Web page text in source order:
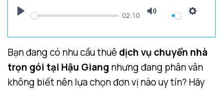
PLAY
02:10
MUTE
Bạn đang có nhu cầu thuê dịch vụ chuyển nhà
trọn gói tại Hậu Giang nhưng đang phân vân
không biết nên lựa chọn đơn vị nào uy tín? Hãy